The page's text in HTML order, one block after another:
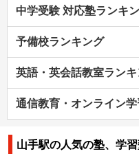
中学受験 対応塾ランキ
予備校ランキング
英語・英会話教室ラン
通信教育・オンライン
山手駅の人気の塾、学